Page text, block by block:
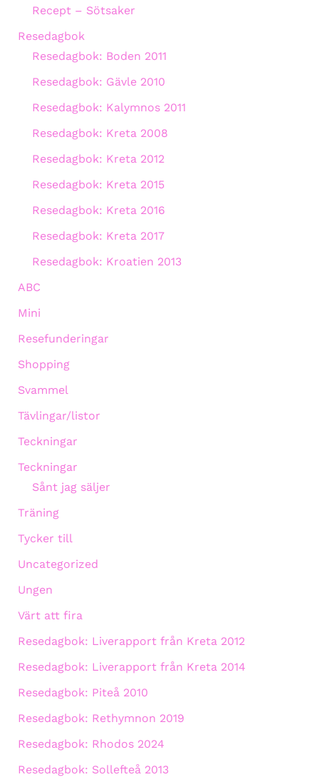
Recept – Sötsaker
Resedagbok
Resedagbok: Boden 2011
Resedagbok: Gävle 2010
Resedagbok: Kalymnos 2011
Resedagbok: Kreta 2008
Resedagbok: Kreta 2012
Resedagbok: Kreta 2015
Resedagbok: Kreta 2016
Resedagbok: Kreta 2017
Resedagbok: Kroatien 2013
ABC
Mini
Resefunderingar
Shopping
Svammel
Tävlingar/listor
Teckningar
Teckningar
Sånt jag säljer
Träning
Tycker till
Uncategorized
Ungen
Värt att fira
Resedagbok: Liverapport från Kreta 2012
Resedagbok: Liverapport från Kreta 2014
Resedagbok: Piteå 2010
Resedagbok: Rethymnon 2019
Resedagbok: Rhodos 2024
Resedagbok: Sollefteå 2013